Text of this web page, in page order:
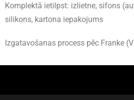
Komplektā ietilpst: izlietne, sifons
silikons, kartona iepakojums
Izgatavošanas process pēc Franke